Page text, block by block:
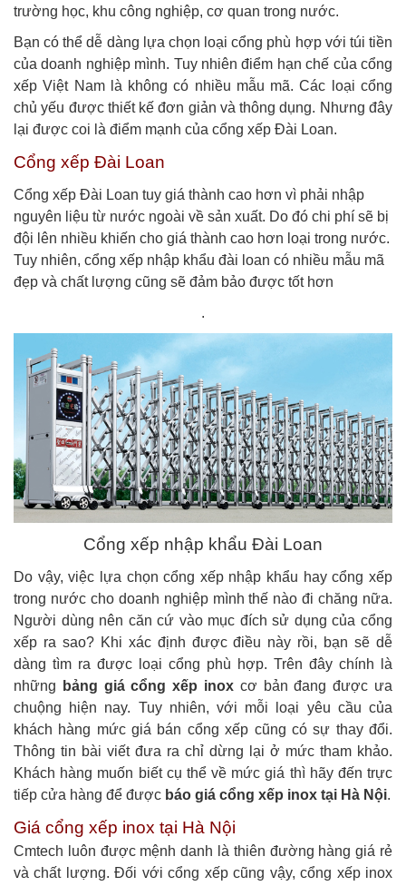
trường học, khu công nghiệp, cơ quan trong nước.
Bạn có thể dễ dàng lựa chọn loại cổng phù hợp với túi tiền
của doanh nghiệp mình. Tuy nhiên điểm hạn chế của cổng
xếp Việt Nam là không có nhiều mẫu mã. Các loại cổng
chủ yếu được thiết kế đơn giản và thông dụng. Nhưng đây
lại được coi là điểm mạnh của cổng xếp Đài Loan.
Cổng xếp Đài Loan
Cổng xếp Đài Loan tuy giá thành cao hơn vì phải nhập
nguyên liệu từ nước ngoài về sản xuất. Do đó chi phí sẽ bị
đội lên nhiều khiến cho giá thành cao hơn loại trong nước.
Tuy nhiên, cổng xếp nhập khẩu đài loan có nhiều mẫu mã
đẹp và chất lượng cũng sẽ đảm bảo được tốt hơn
.
Cổng xếp nhập khẩu Đài Loan
Do vậy, việc lựa chọn cổng xếp nhập khẩu hay cổng xếp
trong nước cho doanh nghiệp mình thế nào đi chăng nữa.
Người dùng nên căn cứ vào mục đích sử dụng của cổng
xếp ra sao? Khi xác định được điều này rồi, bạn sẽ dễ
dàng tìm ra được loại cổng phù hợp. Trên đây chính là
những
bảng giá cổng xếp inox cơ bản đang được ưa
chuộng hiện nay. Tuy nhiên, với mỗi loại yêu cầu của
khách hàng mức giá bán cổng xếp cũng có sự thay đổi.
Thông tin bài viết đưa ra chỉ dừng lại ở mức tham khảo.
Khách hàng muốn biết cụ thể về mức giá thì hãy đến trực
tiếp cửa hàng để được báo giá cổng xếp inox tại Hà Nội.
Giá cổng xếp inox tại Hà Nội
Cmtech luôn được mệnh danh là thiên đường hàng giá rẻ
và chất lượng. Đối với cổng xếp cũng vậy, cổng xếp inox